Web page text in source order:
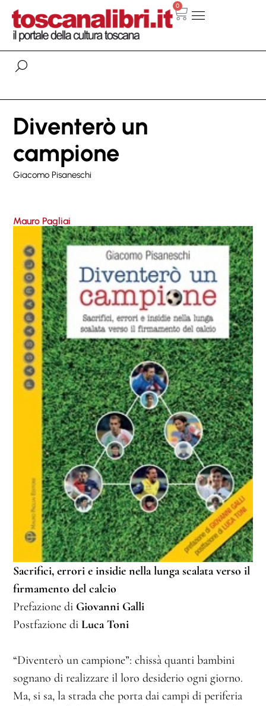
0
Diventerò un
campione
Giacomo Pisaneschi
Mauro Pagliai
Sacrifici, errori e insidie nella lunga scalata verso il
firmamento del calcio
Prefazione di Giovanni Galli
Postfazione di Luca Toni
“Diventerò un campione”: chissà quanti bambini
sognano di realizzare il loro desiderio ogni giorno.
Ma, si sa, la strada che porta dai campi di periferia